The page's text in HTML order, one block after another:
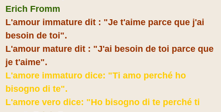
Erich Fromm
L'amour immature dit : "Je t'aime parce que j'ai
besoin de toi".
L'amour mature dit : "J'ai besoin de toi parce que
je t'aime".
L'amore immaturo dice: "Ti amo perché ho
bisogno di te".
L'amore vero dice: "Ho bisogno di te perché ti